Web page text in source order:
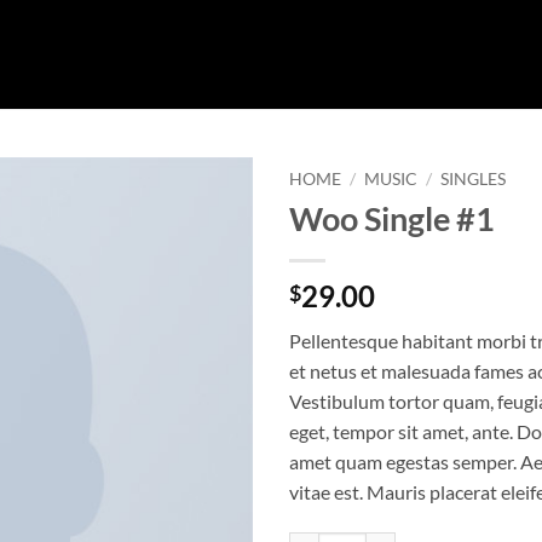
HOME / MUSIC / SINGLES
Woo Single #1
$29.00
Pellentesque habitant morbi
et netus et malesuada fames
Vestibulum tortor quam,
eget, tempor sit amet, ante.
amet quam egestas semper.
vitae est. Mauris placerat